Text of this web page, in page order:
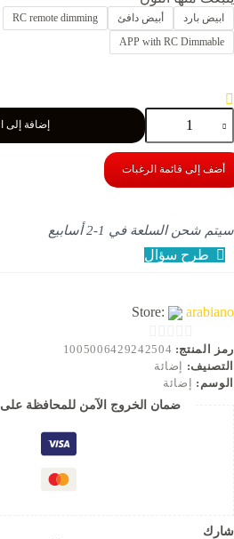
ابيض بارد أبيض دافئ
RC remote dimming
APP with RC Dimmable
كمية
ثريا
سلم
اسكندنافية
حديثة
،
بسيطة
ثريات
لغرفة
إضاءة
داخلية
إضافة إلى
أضف إلى قائمة الرغبات
سيتم شحن السلعة في 1-2 أسابيع
طرح سؤال
Store: arabiano
0
u
رمز المنتج: 1005006429242504
التصنيف:
إضائة
الوسم:
إضائة
ضمان الخروج الآمن للمحافظة على
شارك